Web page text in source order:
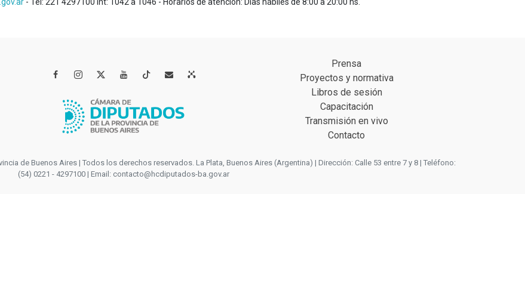
   
Prensa
Proyectos y normativa
Libros de sesión
Capacitación
Transmisión en vivo
Contacto
de Buenos Aires | Todos los derechos reservados. La Plata, Buenos Aires (Argentina) | Dirección: Calle 53 entre 7 y 8 | Teléfono:
(54) 0221 - 4297100 | Email: contacto@hcdiputados-ba.gov.ar